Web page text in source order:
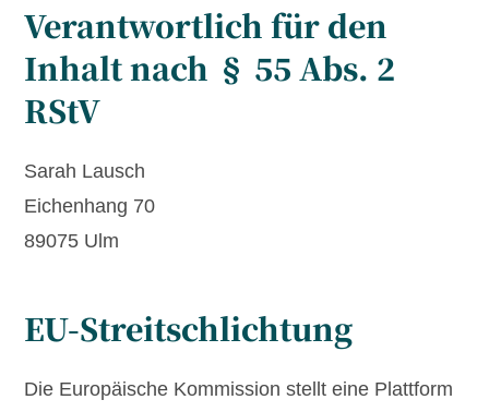
Verantwortlich für den
Inhalt nach § 55 Abs. 2
RStV
Sarah Lausch
Eichenhang 70
89075 Ulm
EU-Streitschlichtung
Die Europäische Kommission stellt eine Plattform